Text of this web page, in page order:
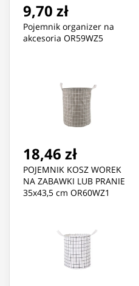
9,70 zł
Pojemnik organizer na
akcesoria OR59WZ5
18,46 zł
POJEMNIK KOSZ WOREK
NA ZABAWKI LUB PRANIE
35x43,5 cm OR60WZ1